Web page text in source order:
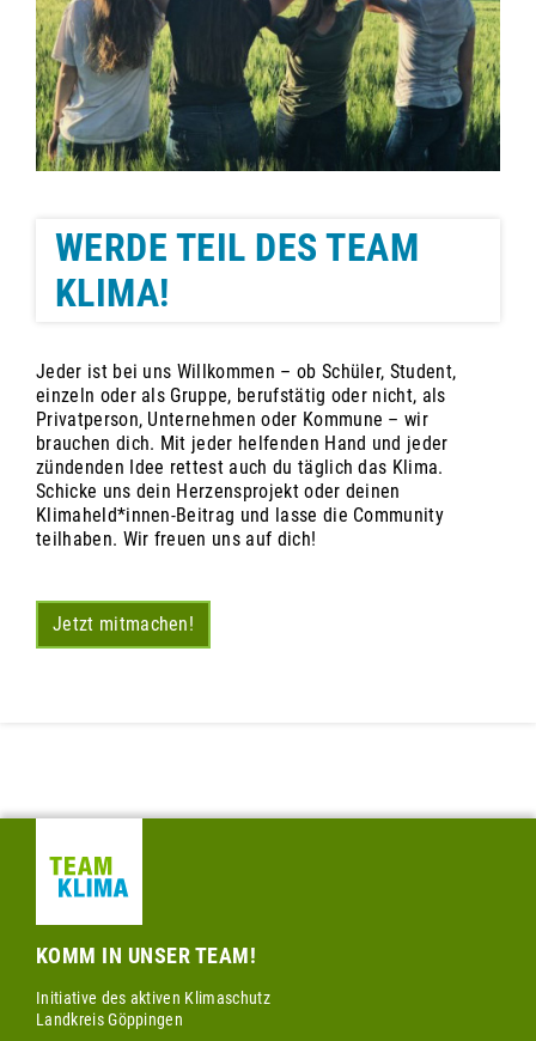
WERDE TEIL DES TEAM
KLIMA!
Jeder ist bei uns Willkommen – ob Schüler, Student,
einzeln oder als Gruppe, berufstätig oder nicht, als
Privatperson, Unternehmen oder Kommune – wir
brauchen dich. Mit jeder helfenden Hand und jeder
zündenden Idee rettest auch du täglich das Klima.
Schicke uns dein Herzensprojekt oder deinen
Klimaheld*innen-Beitrag und lasse die Community
teilhaben. Wir freuen uns auf dich!
Jetzt mitmachen!
KOMM IN UNSER TEAM!
Initiative des aktiven Klimaschutz
Landkreis Göppingen